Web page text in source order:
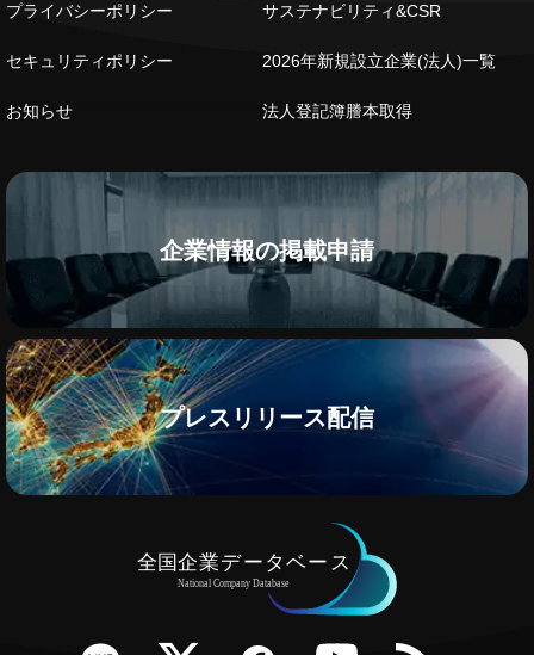
プライバシーポリシー
セキュリティポリシー
お知らせ
サステナビリティ&CSR
2026年新規設立企業(法人)一覧
法人登記簿謄本取得
企業情報の掲載申請
プレスリリース配信
Twitter Facebook YouTube RSS